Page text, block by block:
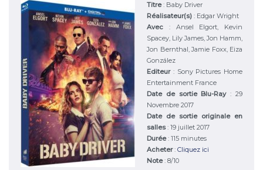
Titre: Baby Driver
Réalisateur(s) : Edgar Wright
Avec : Ansel Elgort, Kevin
Spacey, Lily James, Jon Hamm,
Jon Bernthal, Jamie Foxx, Eiza
González
Editeur : Sony Pictures Home
Entertainment France
Date de sortie Blu-Ray: 29
Novembre 2017
Date de sortie originale en
salles: 19 juillet 2017
Durée: 115 minutes
Acheter: Cliquez ici
Note: 8/10